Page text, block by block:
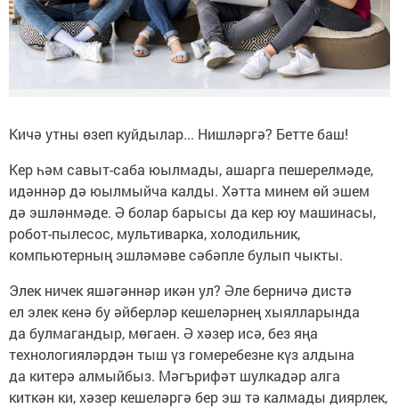
Кичә утны өзеп куйдылар... Нишләргә? Бетте баш!
Кер һәм савыт-саба юылмады, ашарга пешерелмәде,
идәннәр дә юылмыйча калды. Хәтта минем өй эшем
дә эшләнмәде. Ә болар барысы да кер юу машинасы,
робот-пылесос, мультиварка, холодильник,
компьютерның эшләмәве сәбәпле булып чыкты.
Элек ничек яшәгәннәр икән ул? Әле берничә дистә
ел элек кенә бу әйберләр кешеләрнең хыялларында
да булмагандыр, мөгаен. Ә хәзер исә, без яңа
технологияләрдән тыш үз гомеребезне күз алдына
да китерә алмыйбыз. Мәгърифәт шулкадәр алга
киткән ки, хәзер кешеләргә бер эш тә калмады диярлек,